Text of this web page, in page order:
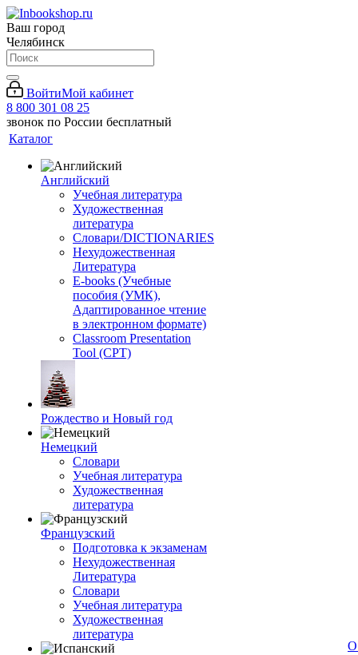
Ваш город
Челябинск
ВойтиМой кабинет
8 800 301 08 25
звонок по России бесплатный
Каталог
Английский
Учебная литература
Художественная
литература
Словари/DICTIONARIES
Нехудожественная
Литература
E-books (Учебные
пособия (УМК),
Адаптированное чтение
в электронном формате)
Classroom Presentation
Tool (CPT)
Рождество и Новый год
Немецкий
Словари
Учебная литература
Художественная
литература
Французский
Подготовка к экзаменам
Нехудожественная
Литература
Словари
Учебная литература
Художественная
литература
О